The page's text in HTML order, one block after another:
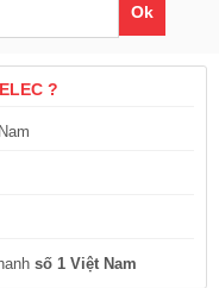
Ok
?
số 1 Việt Nam